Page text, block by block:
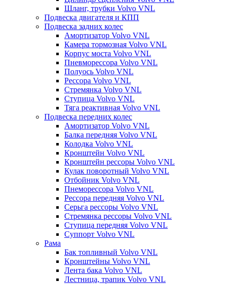
Шланг, трубки Volvo VNL
Подвеска двигателя и КПП
Подвеска задних колес
Амортизатор Volvo VNL
Камера тормозная Volvo VNL
Корпус моста Volvo VNL
Пневморессора Volvo VNL
Полуось Volvo VNL
Рессора Volvo VNL
Стремянка Volvo VNL
Ступица Volvo VNL
Тяга реактивная Volvo VNL
Подвеска передних колес
Амортизатор Volvo VNL
Балка передняя Volvo VNL
Колодка Volvo VNL
Кронштейн Volvo VNL
Кронштейн рессоры Volvo VNL
Кулак поворотный Volvo VNL
Отбойник Volvo VNL
Пнеморессора Volvo VNL
Рессора передняя Volvo VNL
Серьга рессоры Volvo VNL
Стремянка рессоры Volvo VNL
Ступица передняя Volvo VNL
Суппорт Volvo VNL
Рама
Бак топливный Volvo VNL
Кронштейны Volvo VNL
Лента бака Volvo VNL
Лестница, трапик Volvo VNL